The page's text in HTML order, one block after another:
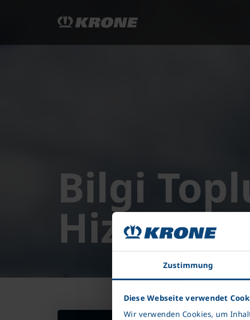
Zustimmung
Diese Webseite verwendet
Wir verwenden Cookies, um
Bilgi